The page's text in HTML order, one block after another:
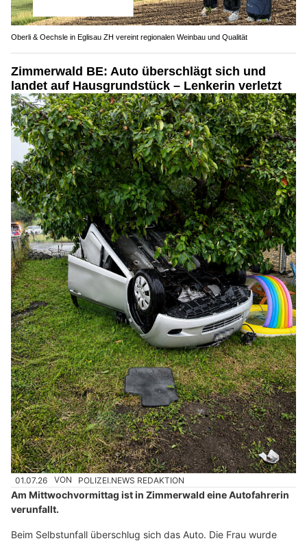
Oberli & Oechsle in Eglisau ZH vereint regionalen Weinbau und Qualität
Zimmerwald BE: Auto überschlägt sich und
landet auf Hausgrundstück – Lenkerin verletzt
01.07.26 VON POLIZEI.NEWS REDAKTION
Am Mittwochvormittag ist in Zimmerwald eine Autofahrerin
verunfallt.
Beim Selbstunfall überschlug sich das Auto. Die Frau wurde